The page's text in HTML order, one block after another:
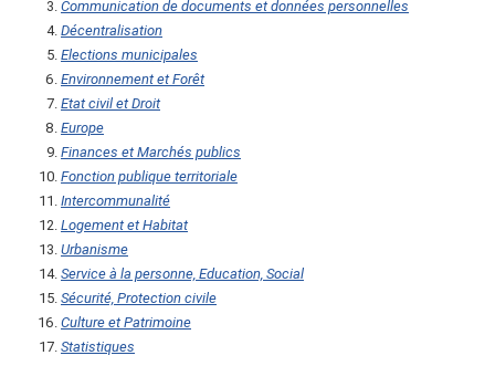
Communication de documents et données personnelles
Décentralisation
Elections municipales
Environnement et Forêt
Etat civil et Droit
Europe
Finances et Marchés publics
Fonction publique territoriale
Intercommunalité
Logement et Habitat
Urbanisme
Service à la personne, Education, Social
Sécurité, Protection civile
Culture et Patrimoine
Statistiques